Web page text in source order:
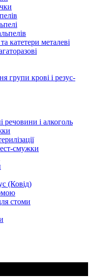
катетери металеві
групи крові і резус-
речовини і алкоголь
смужки
(Ковід)
стоми